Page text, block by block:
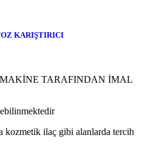
KARIŞTIRICI
TARAFINDAN İMAL
kozmetik ilaç gibi alanlarda tercih